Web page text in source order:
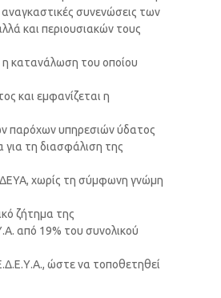
αναγκαστικές συνενώσεις των
και περιουσιακών τους
η κατανάλωση του οποίου
και εμφανίζεται η
παρόχων υπηρεσιών ύδατος
για τη διασφάλιση της
ΔΕΥΑ, χωρίς τη σύμφωνη γνώμη
ζήτημα της
από 19% του συνολικού
ώστε να τοποθετηθεί